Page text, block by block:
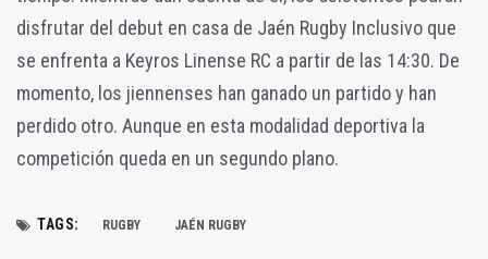
disfrutar del debut en casa de Jaén Rugby Inclusivo que
se enfrenta a Keyros Linense RC a partir de las 14:30. De
momento, los jiennenses han ganado un partido y han
perdido otro. Aunque en esta modalidad deportiva la
competición queda en un segundo plano.
TAGS: RUGBY JAÉN RUGBY